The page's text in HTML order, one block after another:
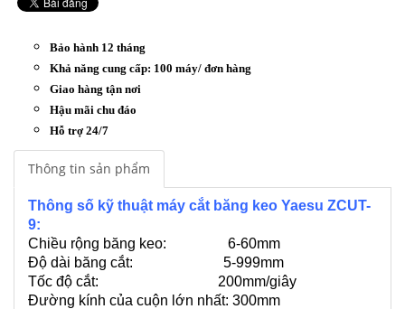
Bảo hành 12 tháng
Khả năng cung cấp: 100 máy/ đơn hàng
Giao hàng tận nơi
Hậu mãi chu đáo
Hỗ trợ 24/7
Thông tin sản phẩm
Thông số kỹ thuật máy cắt băng keo Yaesu ZCUT-
9:
Chiều rộng băng keo: 6-60mm
Độ dài băng cắt: 5-999mm
Tốc độ cắt: 200mm/giây
Đường kính của cuộn lớn nhất: 300mm